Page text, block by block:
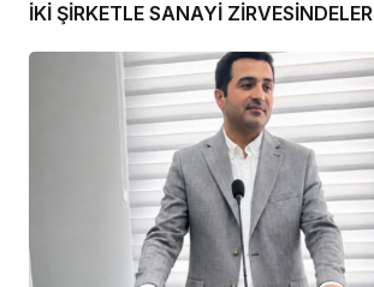
İKİ ŞİRKETLE SANAYİ ZİRVESİNDELER